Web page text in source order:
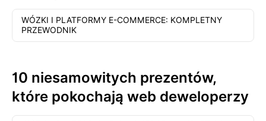
WÓZKI I PLATFORMY E-COMMERCE: KOMPLETNY
PRZEWODNIK
10 niesamowitych prezentów,
które pokochają web deweloperzy